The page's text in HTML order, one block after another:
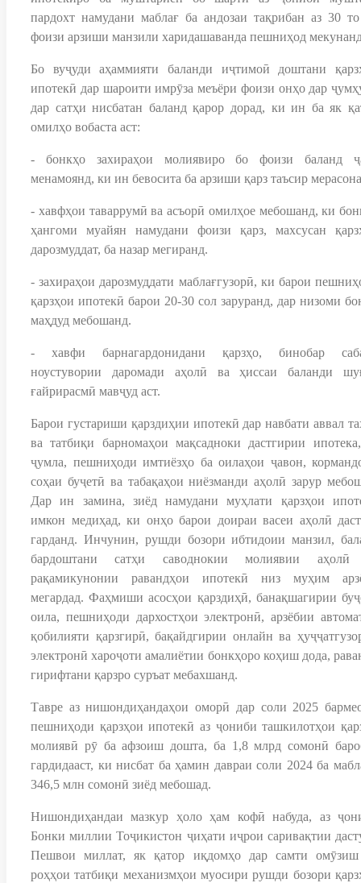
пардохт намудани маблағ ба андозаи тақрибан аз 30
фоизи арзиши манзили харидашаванда пешниҳод
Бо вуҷуди аҳаммияти баланди иҷтимоӣ доштани
ипотекӣ дар шароити имрӯза меъёри фоизи онҳо дар
дар сатҳи нисбатан баланд қарор дорад, ки ин ба як
омилҳо вобаста аст:
- бонкҳо захираҳои молиявиро бо фоизи баланд
менамоянд, ки ин бевосита ба арзиши қарз таъсир
- хавфҳои таваррумӣ ва асъорӣ омилҳое мебошанд, ки
ҳангоми муайян намудани фоизи қарз, махсусан
дарозмуддат, ба назар мегиранд.
- захираҳои дарозмуддати маблағгузорӣ, ки барои
қарзҳои ипотекӣ барои 20-30 сол заруранд, дар низоми
маҳдуд мебошанд.
- хавфи барнагардонидани қарзҳо, бинобар
ноустувории даромади аҳолӣ ва ҳиссаи баланди
ғайрирасмӣ мавҷуд аст.
Барои густариши қарздиҳии ипотекӣ дар навбати аввал
ва татбиқи барномаҳои мақсадноки дастгирии
ҷумла, пешниҳоди имтиёзҳо ба оилаҳои ҷавон,
соҳаи буҷетӣ ва табақаҳои ниёзманди аҳолӣ зарур
Дар ин замина, зиёд намудани муҳлати қарзҳои
имкон медиҳад, ки онҳо барои доираи васеи аҳолӣ
гарданд. Инчунин, рушди бозори ибтидоии манзил,
бардоштани сатҳи саводнокии молиявии аҳолӣ
рақамикунонии равандҳои ипотекӣ низ муҳим
мегардад. Фаҳмиши асосҳои қарздиҳӣ, банақшагирии
оила, пешниҳоди дархостҳои электронӣ, арзёбии
қобилияти қарзгирӣ, бақайдгирии онлайн ва
электронӣ хароҷоти амалиётии бонкҳоро коҳиш дода,
гирифтани қарзро суръат мебахшанд.
Тавре аз нишондиҳандаҳои оморӣ дар соли 2025
пешниҳоди қарзҳои ипотекӣ аз ҷониби ташкилотҳои
молиявӣ рӯ ба афзоиш дошта, ба 1,8 млрд сомонӣ
гардидааст, ки нисбат ба ҳамин давраи соли 2024 ба
346,5 млн сомонӣ зиёд мебошад.
Нишондиҳандаи мазкур ҳоло ҳам кофӣ набуда, аз
Бонки миллии Тоҷикистон ҷиҳати иҷрои саривақтии
Пешвои миллат, як қатор иқдомҳо дар самти
роҳҳои татбиқи механизмҳои муосири рушди бозори